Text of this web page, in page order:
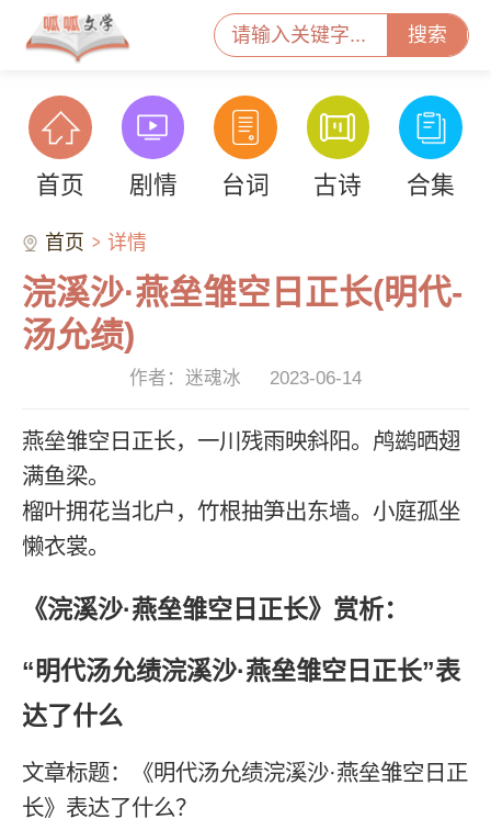
搜索
首页 剧情 台词 古诗 合集
首页 详情
浣溪沙·燕垒雏空日正长(明代-
汤允绩)
作者：迷魂冰 2023-06-14
燕垒雏空日正长，一川残雨映斜阳。鸬鹚晒翅
满鱼梁。
榴叶拥花当北户，竹根抽笋出东墙。小庭孤坐
懒衣裳。
《浣溪沙·燕垒雏空日正长》赏析：
“明代汤允绩浣溪沙·燕垒雏空日正长”表
达了什么
文章标题：《明代汤允绩浣溪沙·燕垒雏空日正
长》表达了什么？